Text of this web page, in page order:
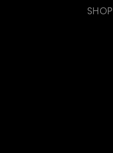
SHOP